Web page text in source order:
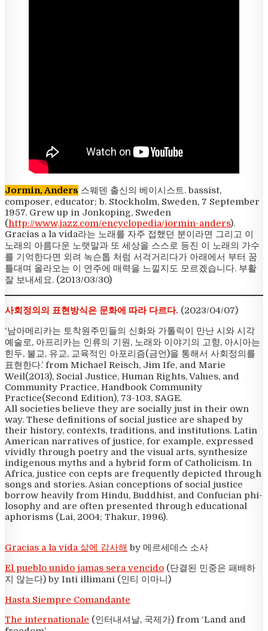
Jormin, Anders 스웨덴 출신의 베이시스트. bassist,
composer, educator; b. Stockholm, Sweden, 7 September
1957. Grew up in Jonkoping, Sweden
(http://www.jazz.com/encyclopedia/jormin-anders).
Gracias a la vida라는 노래를 자주 접했던 분이라면 그리고 이
노래의 아름다운 노랫말과 또 세상을 스스로 등진 이 노래의 가수
를 기억한다면 외려 녹슨톱 처럼 서걱거리다가 아래에서 부터 꿈
틀대며 올라오는 이 연주에 매력을 느낄지도 모르겠습니다. 부활
잘 보내세요. (2013/03/30)
사회정의의 표현방식은 문화에 따라 다르다. (2023/04/07)
‘남아메리카는 토착원주민들의 신화와 가톨릭이 만난 시와 시각
예술로, 아프리카는 인류의 기원, 노래와 이야기의 고향, 아시아는
힌두, 불교, 유교, 교육적인 아포리즘(금언)을 통해서 사회정의를
표현한다.’ from Michael Reisch, Jim Ife, and Marie
Weil(2013), Social Justice, Human Rights, Values, and
Community Practice, Handbook Community
Practice(Second Edition), 73-103, SAGE.
All societies believe they are socially just in their own
way. These definitions of social justice are shaped by
their history, contexts, traditions, and institutions. Latin
American narratives of justice, for example, expressed
vividly through poetry and the visual arts, synthesize
indigenous myths and a hybrid form of Catholicism. In
Africa, justice con­ cepts are frequently depicted through
songs and stories. Asian conceptions of social justice
borrow heavily from Hindu, Buddhist, and Confucian phi­
losophy and are often presented through educa­tional
aphorisms (Lai, 2004; Thakur, 1996).
Gracias a la vida 삶에 감사해 by 메르세데스 소사
El pueblo unido jamas sera vencido (단결된 민중은 패배하
지 않는다) by Inti illimani (인티 이마니)
Hasta Siempre Comandante
The internationale (인터내셔날, 국제가) from ‘Land and